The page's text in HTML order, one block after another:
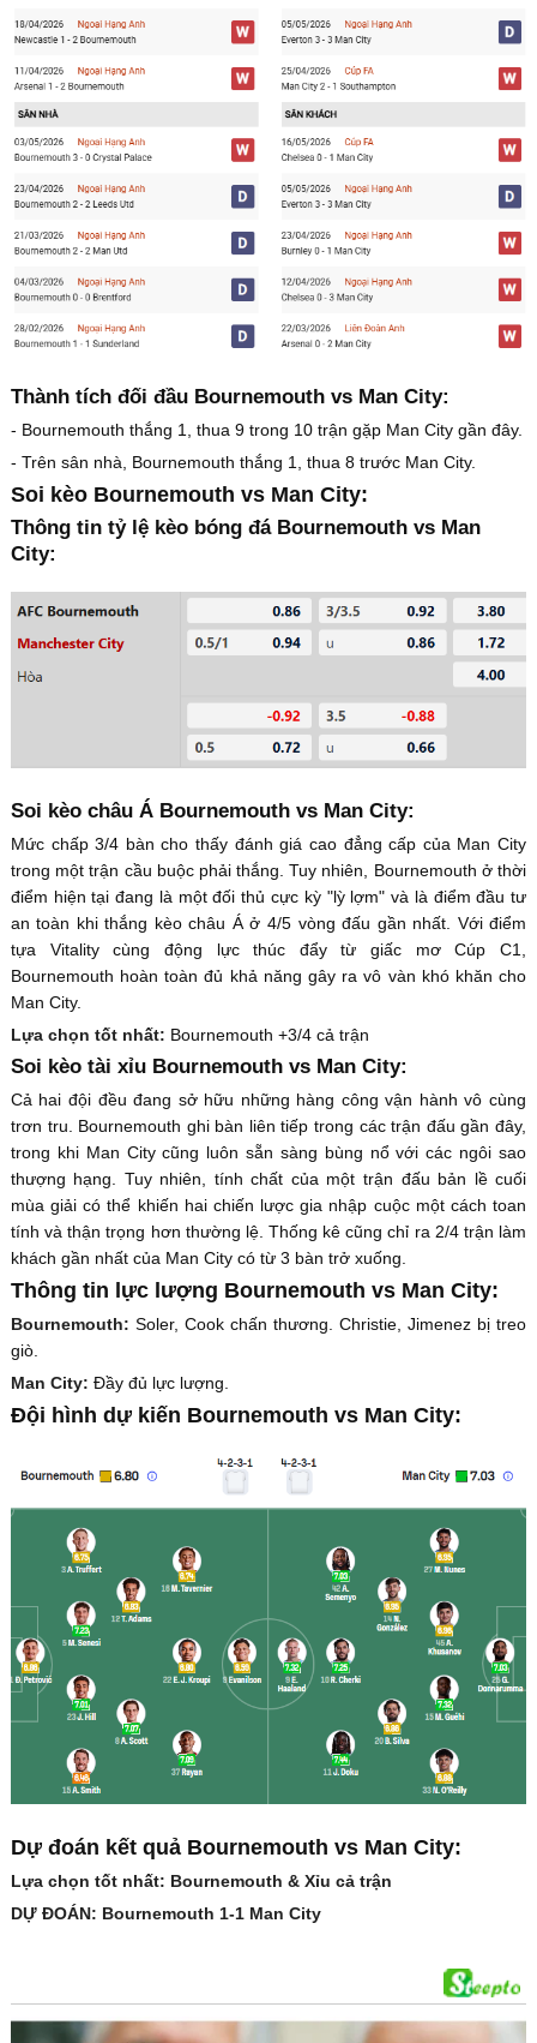
Thành tích đối đầu Bournemouth vs Man City:
- Bournemouth thắng 1, thua 9 trong 10 trận gặp Man City gần đây.
- Trên sân nhà, Bournemouth thắng 1, thua 8 trước Man City.
Soi kèo Bournemouth vs Man City:
Thông tin tỷ lệ kèo bóng đá Bournemouth vs Man
City:
Soi kèo châu Á Bournemouth vs Man City:
Mức chấp 3/4 bàn cho thấy đánh giá cao đẳng cấp của Man City
trong một trận cầu buộc phải thắng. Tuy nhiên, Bournemouth ở thời
điểm hiện tại đang là một đối thủ cực kỳ "lỳ lợm" và là điểm đầu tư
an toàn khi thắng kèo châu Á ở 4/5 vòng đấu gần nhất. Với điểm
tựa Vitality cùng động lực thúc đẩy từ giấc mơ Cúp C1,
Bournemouth hoàn toàn đủ khả năng gây ra vô vàn khó khăn cho
Man City.
Lựa chọn tốt nhất: Bournemouth +3/4 cả trận
Soi kèo tài xỉu Bournemouth vs Man City:
Cả hai đội đều đang sở hữu những hàng công vận hành vô cùng
trơn tru. Bournemouth ghi bàn liên tiếp trong các trận đấu gần đây,
trong khi Man City cũng luôn sẵn sàng bùng nổ với các ngôi sao
thượng hạng. Tuy nhiên, tính chất của một trận đấu bản lề cuối
mùa giải có thể khiến hai chiến lược gia nhập cuộc một cách toan
tính và thận trọng hơn thường lệ. Thống kê cũng chỉ ra 2/4 trận làm
khách gần nhất của Man City có từ 3 bàn trở xuống.
Thông tin lực lượng Bournemouth vs Man City:
Bournemouth: Soler, Cook chấn thương. Christie, Jimenez bị treo
giò.
Man City: Đầy đủ lực lượng.
Đội hình dự kiến Bournemouth vs Man City:
Dự đoán kết quả Bournemouth vs Man City:
Lựa chọn tốt nhất: Bournemouth & Xỉu cả trận
DỰ ĐOÁN: Bournemouth 1-1 Man City